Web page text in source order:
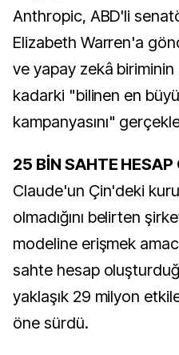
Anthropic, ABD'li
Elizabeth Warren'a
ve yapay zekâ
kadarki "bilinen en
kampanyasını"
25 BİN SAHTE
Claude'un Çin'deki
olmadığını belirten
modeline erişmek
sahte hesap
yaklaşık 29 milyon
öne sürdü.